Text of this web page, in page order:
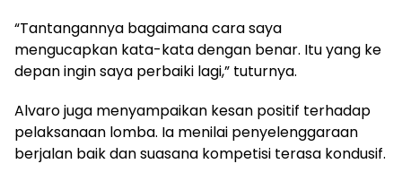
“Tantangannya bagaimana cara saya
mengucapkan kata-kata dengan benar. Itu yang ke
depan ingin saya perbaiki lagi,” tuturnya.
Alvaro juga menyampaikan kesan positif terhadap
pelaksanaan lomba. Ia menilai penyelenggaraan
berjalan baik dan suasana kompetisi terasa kondusif.